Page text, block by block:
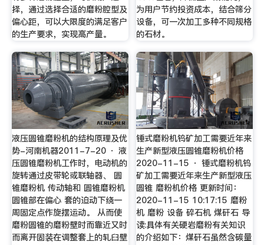
择，通过选择合适的磨粉腔型及
偏心距，可以大限度的满足客户
的生产要求，实现高产量。
为用户节约投资成本，结合筛分
设备，可一次加工多种不同规格
的石材。
液压圆锥磨粉机的结构原理及优
势-河南机器2011-7-20 · 液
压圆锥磨粉机工作时，电动机的
旋转通过皮带轮或联轴器、 圆
锥磨粉机 传动轴和 圆锥磨粉机
圆锥部在偏心 套的迫动下绕一
周固定点作旋摆运动。 从而使
磨粉圆锥的磨粉壁时而靠近又时
而离开固装在调整套上的轧臼壁
锤式磨粉机钨矿加工需要近年来
生产新型液压圆锥磨粉机价格
2020-11-15 · 锤式磨粉机钨
矿加工需要近年来生产新型液压
圆锥 磨粉机价格 更新时间：
2020-11-15 10:17:15 磨粉
机 磨粉 设备 碎石机 煤矸石 导
读:具体有关硬岩磨粉有关知识
的介绍如下：煤矸石虽然含碳量